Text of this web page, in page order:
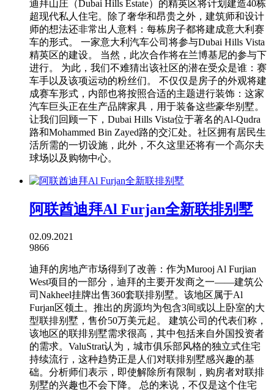
迪拜山庄（​​Dubai Hills Estate）的精英区将计划建造40栋
超现代私人住宅。除了奢华和昂贵之外，建筑师和设计
师的想法还非常出人意料：每栋房子都将建成意大利赛
车的形式。 一家意大利汽车公司将参与Dubai Hills Vista
精英区的建设。 当然，此次合作将在兰博基尼的参与下
进行。 为此，我们不难猜出该社区的潜在受众是谁：赛
车手以及该项运动的粉丝们。 不仅仅是房子的外观将建
成赛车形式，内部也将按照合适的主题进行装饰：这家
汽车巨头正在生产品牌家具，用于装备这些豪华别墅。
让我们回顾一下，Dubai Hills Vista位于著名的Al-Qudra
路和Mohammed Bin Zayed路的交汇处。社区拥有居民生
活所需的一切设施，此外，不久这里还将有一个高尔夫
球场以及购物中心。
阿联酋迪拜Al Furjan全新联排别墅
02.09.2021
9866
迪拜的房地产市场得到了改善：作为Murooj Al Furjian
West项目的一部分，迪拜的主要开发商之一――建筑公
司Nakheel挂牌出售360套联排别墅。该地区属于Al
Furjan区领土。推出的房源均为包含3间或以上卧室的大
型联排别墅，售价50万美元起。 建筑公司的代表们称，
该地区的联排别墅需求很高，其中包括来自外国投资者
的需求。ValuStrat认为，城市俱乐部风格的独立式住宅
持续流行，这种趋势正是人们对联排别墅感兴趣的基
础。分析师们表示，即使解除所有限制，购房者对联排
别墅的兴趣也不会下降。 总的来说，不仅是这个住宅